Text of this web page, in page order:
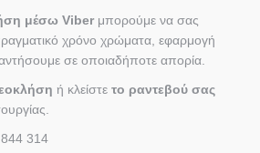
μέσω Viber μπορούμε να σας
χρόνο χρώματα, εφαρμογή
σε οποιαδήποτε απορία.
ή κλείστε το ραντεβού σας
314